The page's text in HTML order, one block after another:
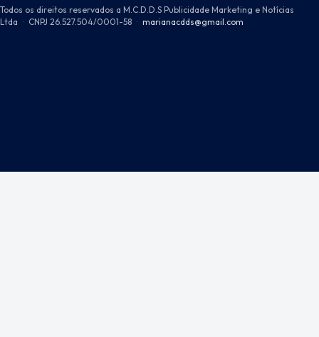
Todos os direitos reservados a M.C.D.D.S Publicidade Marketing e Notícias
Ltda · CNPJ 26.527.504/0001-58 · marianacdds@gmail.com